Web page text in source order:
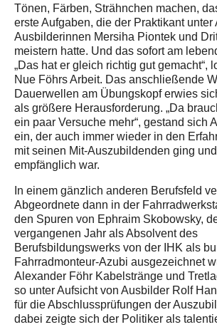
Tönen, Färben, Strähnchen machen,
erste Aufgaben, die der Praktikant
Ausbilderinnen Mersiha Piontek und
meistern hatte. Und das sofort am
„Das hat er gleich richtig gut gemacht“,
Nue Föhrs Arbeit. Das anschließende
Dauerwellen am Übungskopf erwies
als größere Herausforderung. „Da
ein paar Versuche mehr“, gestand sich
ein, der auch immer wieder in den
mit seinen Mit-Auszubildenden ging
empfänglich war.
In einem gänzlich anderen Berufsfeld
Abgeordnete dann in der
den Spuren von Ephraim Skobowsky,
vergangenen Jahr als Absolvent des
Berufsbildungswerks von der IHK als
Fahrradmonteur-Azubi ausgezeichnet
Alexander Föhr Kabelstränge und
so unter Aufsicht von Ausbilder Rolf
für die Abschlussprüfungen der
dabei zeigte sich der Politiker als